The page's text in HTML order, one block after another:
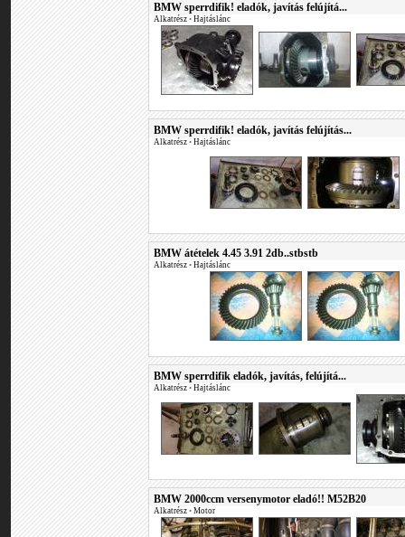
BMW sperrdifik! eladók, javítás felújítá...
Alkatrész • Hajtáslánc
BMW sperrdifik! eladók, javítás felújítás...
Alkatrész • Hajtáslánc
BMW átételek 4.45 3.91 2db..stbstb
Alkatrész • Hajtáslánc
BMW sperrdifik eladók, javítás, felújítá...
Alkatrész • Hajtáslánc
BMW 2000ccm versenymotor eladó!! M52B20
Alkatrész • Motor